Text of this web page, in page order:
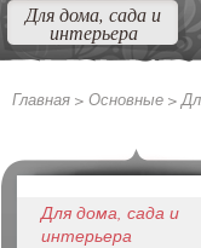
Для дома, сада и
интерьера
Главная > Основные >
Для дома, сада и
интерьера